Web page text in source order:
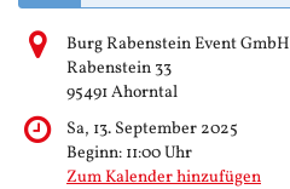
Burg Rabenstein Event GmbH
Rabenstein 33
95491 Ahorntal
Sa, 13. September 2025
Beginn: 11:00Uhr
Zum Kalender hinzufügen